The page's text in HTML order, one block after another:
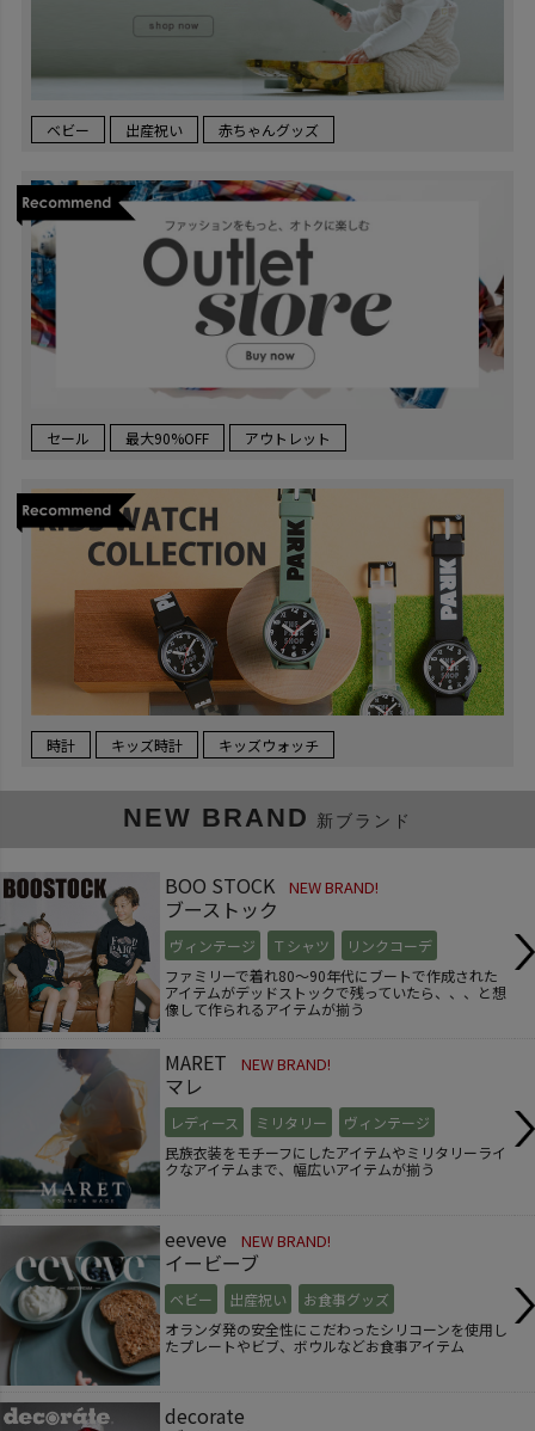
ベビー 出産祝い 赤ちゃんグッズ
セール 最大90%OFF アウトレット
時計 キッズ時計 キッズウォッチ
NEW BRAND 新ブランド
BOO STOCK NEW BRAND!
ブーストック
ヴィンテージ Ｔシャツ
リンクコーデ
ファミリーで着れ80～90年代にブートで作成された
アイテムがデッドストックで残っていたら、、、と想
像して作られるアイテムが揃う
MARET NEW BRAND!
マレ
レディース ミリタリー
ヴィンテージ
民族衣装をモチーフにしたアイテムやミリタリーライ
クなアイテムまで、幅広いアイテムが揃う
eeveve NEW BRAND!
イービーブ
ベビー 出産祝い
お食事グッズ
オランダ発の安全性にこだわったシリコーンを使用し
たプレートやビブ、ボウルなどお食事アイテム
decorate